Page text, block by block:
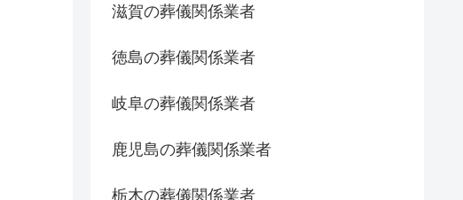
滋賀の葬儀関係業者
徳島の葬儀関係業者
岐阜の葬儀関係業者
鹿児島の葬儀関係業者
栃木の葬儀関係業者